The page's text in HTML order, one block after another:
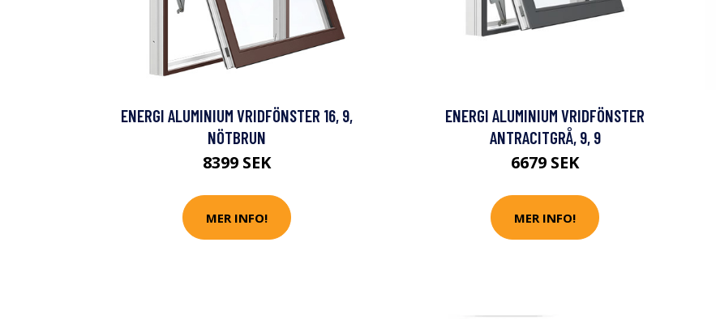
ENERGI ALUMINIUM VRIDFÖNSTER 16, 9,
NÖTBRUN
8399 SEK
MER INFO!
ENERGI ALUMINIUM VRIDFÖNSTER
ANTRACITGRÅ, 9, 9
6679 SEK
MER INFO!